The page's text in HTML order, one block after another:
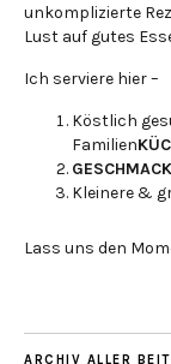
unkomplizierte
Lust auf gutes
Ich serviere hier –
Köstlich
Familien
GESCHMACK
Kleinere &
Lass uns den
ARCHIV ALLER